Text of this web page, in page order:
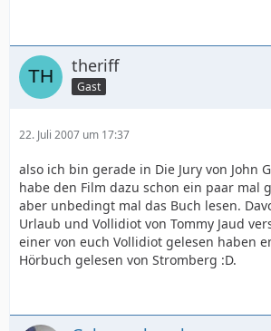
theriff
Gast
22. Juli 2007 um 17:37
also ich bin gerade in Die Jury von John
habe den Film dazu schon ein paar mal
aber unbedingt mal das Buch lesen.
Urlaub und Vollidiot von Tommy Jaud
einer von euch Vollidiot gelesen haben
Hörbuch gelesen von Stromberg :D.